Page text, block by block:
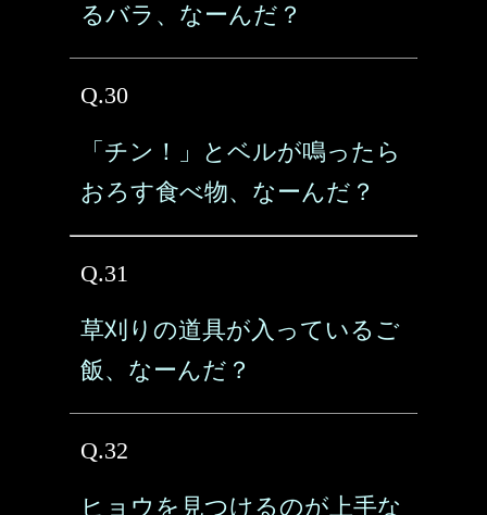
るバラ、なーんだ？
Q.30
「チン！」とベルが鳴ったら
おろす食べ物、なーんだ？
Q.31
草刈りの道具が入っているご
飯、なーんだ？
Q.32
ヒョウを見つけるのが上手な